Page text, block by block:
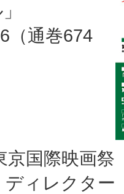
（通巻674
京国際映画祭
ィレクター